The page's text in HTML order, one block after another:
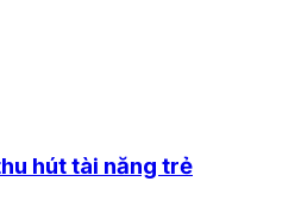
hút tài năng trẻ